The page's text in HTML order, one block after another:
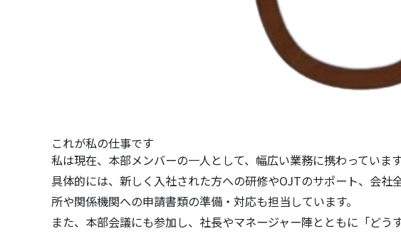
これが私の仕事です
私は現在、本部メンバーの一人として、幅広い業務に携わっています
具体的には、新しく入社された方への研修やOJTのサポート、会
所や関係機関への申請書類の準備・対応も担当しています。
また、本部会議にも参加し、社長やマネージャー陣とともに「どう